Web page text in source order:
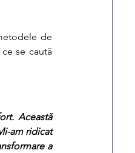
de
se caută
Această
am ridicat
a